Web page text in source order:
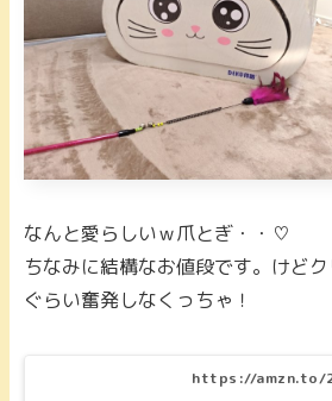
なんと愛らしいｗ爪とぎ・・♡
ちなみに結構なお値段です。けど
ぐらい奮発しなくっちゃ！
https://amzn.to/